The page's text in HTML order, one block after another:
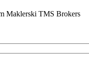
Maklerski TMS Brokers